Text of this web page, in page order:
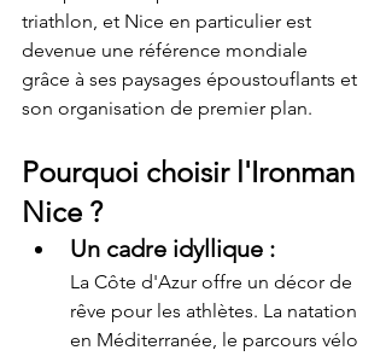
triathlon, et Nice en particulier est
devenue une référence mondiale
grâce à ses paysages époustouflants et
son organisation de premier plan.
Pourquoi choisir l'Ironman
Nice ?
Un cadre idyllique :
La Côte d'Azur offre un décor de
rêve pour les athlètes. La natation
en Méditerranée, le parcours vélo